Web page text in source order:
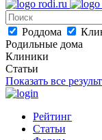
Роддома
Родильные дома
Клиники
Статьи
Показать все
Рейтинг
Статьи